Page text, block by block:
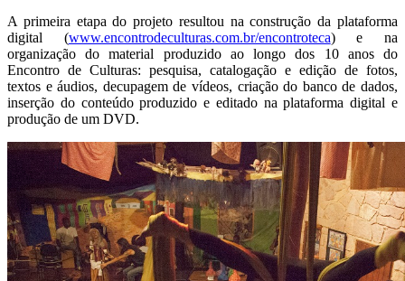
A primeira etapa do projeto resultou na construção da plataforma
digital (www.encontrodeculturas.com.br/encontroteca) e na
organização do material produzido ao longo dos 10 anos do
Encontro de Culturas: pesquisa, catalogação e edição de fotos,
textos e áudios, decupagem de vídeos, criação do banco de dados,
inserção do conteúdo produzido e editado na plataforma digital e
produção de um DVD.